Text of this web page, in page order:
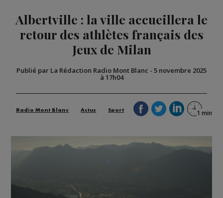
Albertville : la ville accueillera le
retour des athlètes français des
Jeux de Milan
Publié par La Rédaction Radio Mont Blanc - 5 novembre 2025
à 17h04
Radio Mont Blanc Actus Sport